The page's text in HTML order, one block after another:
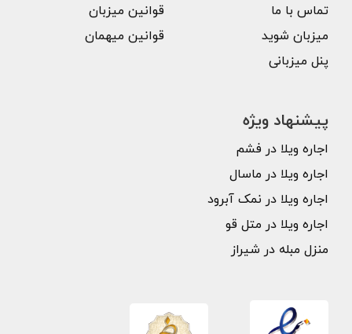
تماس با ما
میزبان شوید
پنل میزبانی
قوانین میزبان
قوانین میهمان
پیشنهاد ویژه
اجاره ویلا در فشم
اجاره ویلا در ماسال
اجاره ویلا در نمک آبرود
اجاره ویلا در متل قو
منزل مبله در شیراز